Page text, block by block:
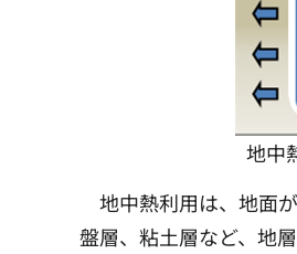
地中
地中熱利用は、地面
盤層、粘土層など、地